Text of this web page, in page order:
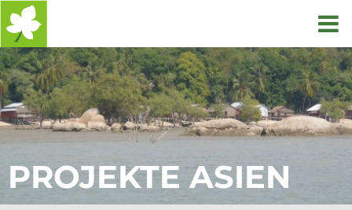
Startseite
PROJEKTE ASIEN